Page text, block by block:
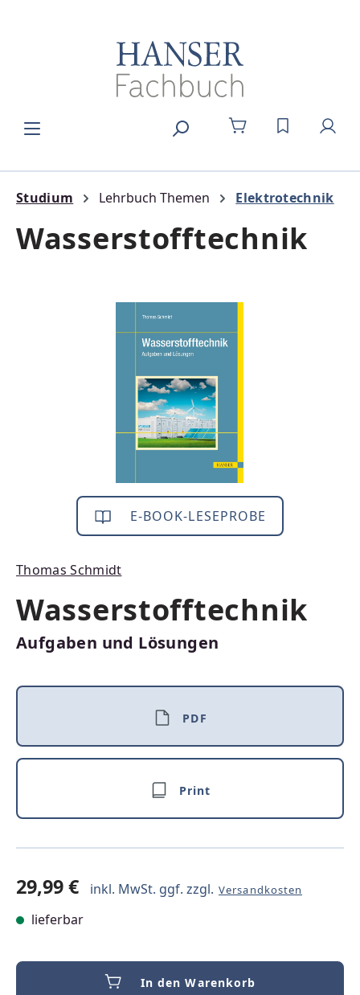
DU HAST 0
Studium Lehrbuch Themen Elektrotechnik
Wasserstofftechnik
Bildergalerie überspringen
E-BOOK-LESEPROBE
Thomas Schmidt
Wasserstofftechnik
Aufgaben und Lösungen
PDF
Print
29,99 € inkl. MwSt. ggf. zzgl. Versandkosten
lieferbar
In den Warenkorb